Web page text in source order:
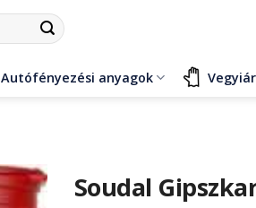
Autófényezési anyagok
Soudal